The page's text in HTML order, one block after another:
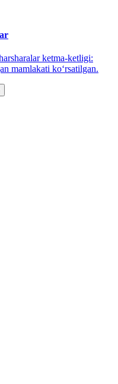
ketma-ketligi:
mamlakati koʻrsatilgan.